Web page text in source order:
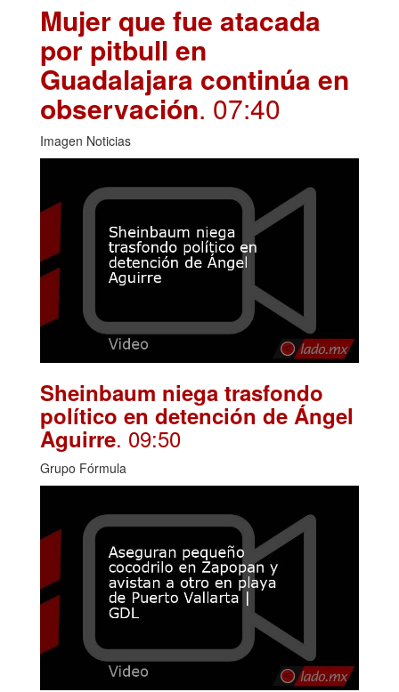
Mujer que fue atacada
por pitbull en
Guadalajara continúa en
observación. 07:40
Imagen Noticias
Sheinbaum niega trasfondo
político en detención de Ángel
Aguirre. 09:50
Grupo Fórmula